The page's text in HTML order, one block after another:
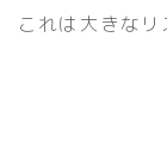
これは大きなリ